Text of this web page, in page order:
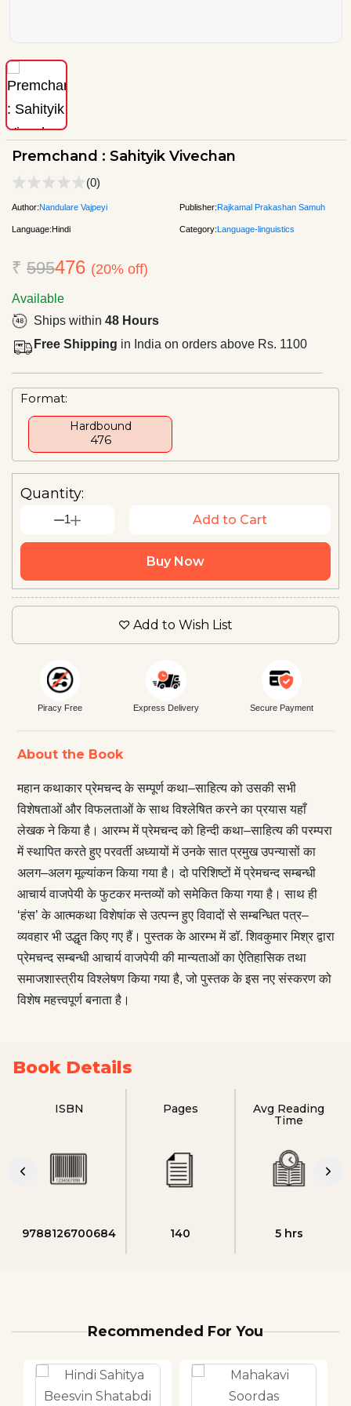
Premchand : Sahityik Vivechan
(0)
Author:Nandulare Vajpeyi Publisher:Rajkamal Prakashan Samuh
Language:Hindi Category:Language-linguistics
₹ 595476 (20% off)
Available
Ships within 48 Hours
Free Shipping in India on orders above Rs. 1100
Format:
Hardbound
₹476
Quantity:
1 Add to Cart
Buy Now
Add to Wish List
Piracy Free Express Delivery Secure Payment
About the Book
महान कथाकार प्रेमचन्द के सम्पूर्ण कथा–साहित्य को उसकी सभी
विशेषताओं और विफलताओं के साथ विश्लेषित करने का प्रयास यहाँ
लेखक ने किया है। आरम्भ में प्रेमचन्द को हिन्दी कथा–साहित्य की परम्परा
में स्थापित करते हुए परवर्ती अध्यायों में उनके सात प्रमुख उपन्यासों का
अलग–अलग मूल्यांकन किया गया है। दो परिशिष्टों में प्रेमचन्द सम्बन्धी
आचार्य वाजपेयी के फुटकर मन्तव्यों को समेकित किया गया है। साथ ही
‘हंस’ के आत्मकथा विशेषांक से उत्पन्न हुए विवादों से सम्बन्धित पत्र–
व्यवहार भी उद्धृत किए गए हैं। पुस्तक के आरम्भ में डॉ. शिवकुमार मिश्र द्वारा
प्रेमचन्द सम्बन्धी आचार्य वाजपेयी की मान्यताओं का ऐतिहासिक तथा
समाजशास्त्रीय विश्लेषण किया गया है, जो पुस्तक के इस नए संस्करण को
विशेष महत्त्वपूर्ण बनाता है।
Book Details
ISBN
9788126700684
Pages
140
Avg Reading
Time
5 hrs
Recommended For You